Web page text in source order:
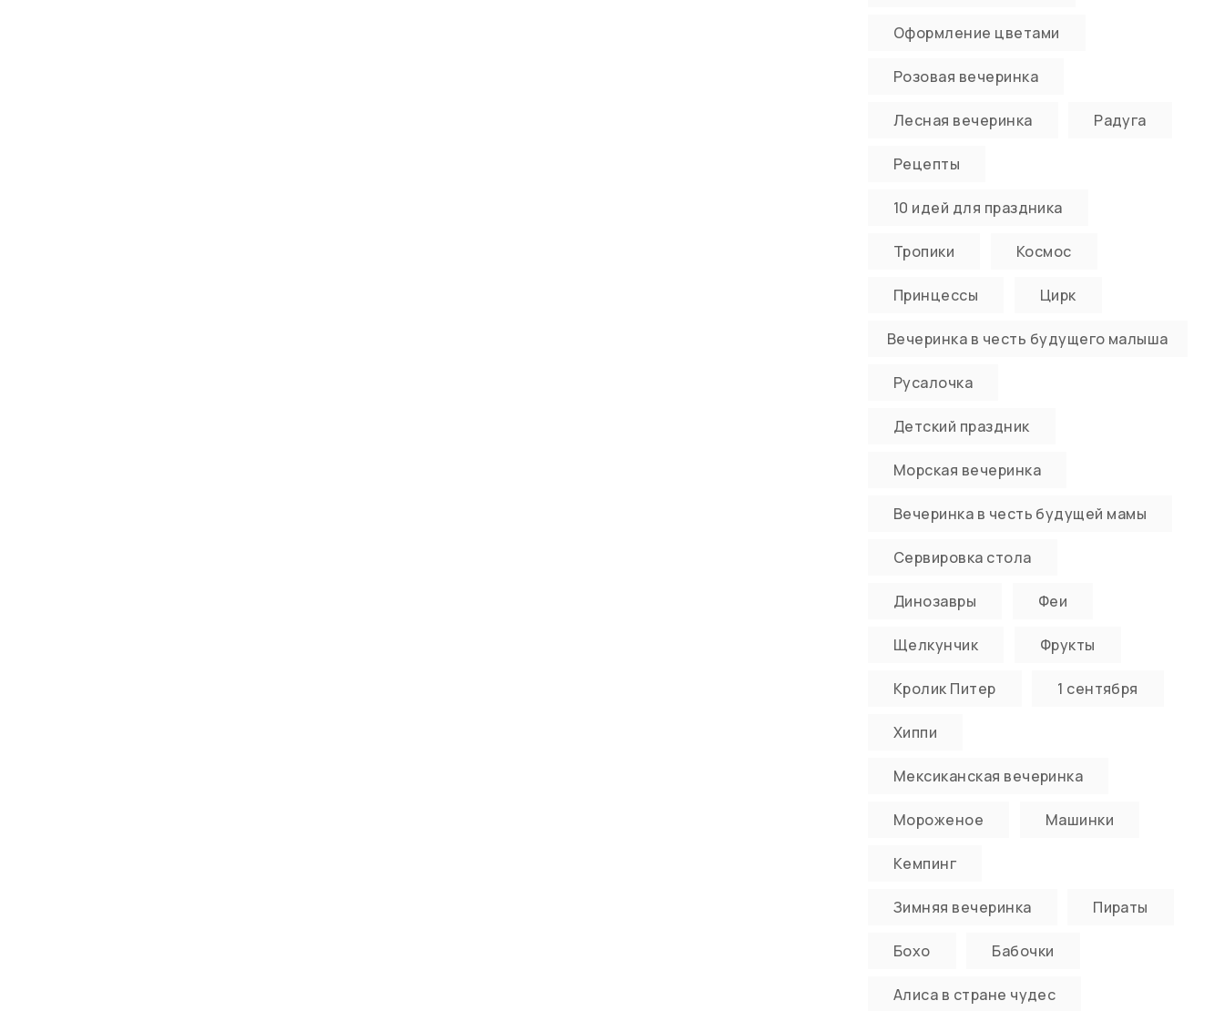
Оформление цветами
Розовая вечеринка
Лесная вечеринка Радуга
Рецепты
10 идей для праздника
Тропики Космос
Принцессы Цирк
Вечеринка в честь будущего малыша
Русалочка
Детский праздник
Морская вечеринка
Вечеринка в честь будущей мамы
Сервировка стола
Динозавры Феи
Щелкунчик Фрукты
Кролик Питер 1 сентября
Хиппи
Мексиканская вечеринка
Мороженое Машинки
Кемпинг
Зимняя вечеринка Пираты
Бохо Бабочки
Алиса в стране чудес